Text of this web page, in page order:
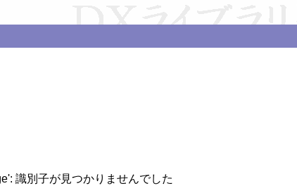
識別子が見つかりませんでした